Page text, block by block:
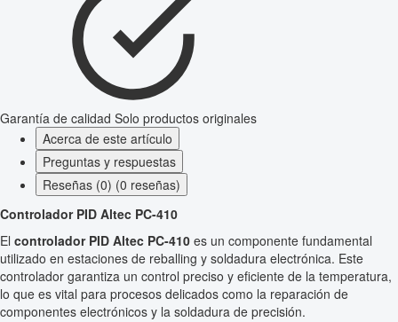
Garantía de calidad Solo productos originales
Acerca de este artículo
Preguntas y respuestas
Reseñas (0) (0 reseñas)
Controlador PID Altec PC-410
El controlador PID Altec PC-410 es un componente fundamental
utilizado en estaciones de reballing y soldadura electrónica. Este
controlador garantiza un control preciso y eficiente de la temperatura,
lo que es vital para procesos delicados como la reparación de
componentes electrónicos y la soldadura de precisión.